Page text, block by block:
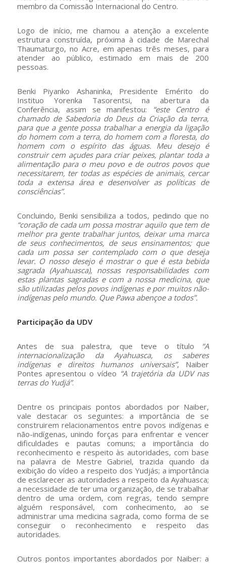
membro da Comissão Internacional do Centro.
Logo de início, me chamou a atenção a excelente
estrutura construída, próxima à cidade de Marechal
Thaumaturgo, no Acre, em apenas três meses, para
atender ao público, estimado em mais de 200
pessoas.
Benki Piyanko Ashaninka, Presidente Emérito do
Instituo Yorenka Tasorentsi, na abertura da
Conferência, assim se manifestou: “este Centro é
chamado de Sabedoria do Deus da Criação da terra,
para que a gente possa trabalhar a energia da ligação
do homem com a terra, do homem com a floresta, do
homem com o espírito das águas. Meu desejo é
construir cem açudes para criar peixes, plantar toda a
alimentação para o meu povo e de outros povos que
necessitarem, ter todas as espécies de animais, cercar
toda a extensa área e desenvolver as políticas de
consciências”.
Concluindo, Benki sensibiliza a todos, pedindo que no
“coração de cada um possa mostrar aquilo que tem de
melhor pra gente trabalhar juntos, deixar uma marca
de seus conhecimentos, de seus ensinamentos; que
cada um possa ser contemplado com o que deseja
levar. O nosso desejo é mostrar o que é esta bebida
sagrada (Ayahuasca), nossas responsabilidades com
estas plantas sagradas e com a nossa medicina, que
são utilizadas pelos povos indígenas e por muitos não-
indígenas pelo mundo. Que Pawa abençoe a todos”.
Participação da UDV
Antes de sua palestra, que teve o título “A
internacionalização da Ayahuasca, os saberes
indígenas e direitos humanos universais”, Naiber
Pontes apresentou o vídeo “A trajetória da UDV nas
terras do Yudjá”.
Dentre os principais pontos abordados por Naiber,
vale destacar os seguintes: a importância de se
construirem relacionamentos entre povos indígenas e
não-indígenas, unindo forças para enfrentar e vencer
dificuldades e pautas comuns; a importância do
reconhecimento e respeito às autoridades, com base
na palavra de Mestre Gabriel, trazida quando da
exibição do vídeo a respeito dos Yudjás; a importância
de esclarecer as autoridades a respeito da Ayahuasca;
a necessidade de ter uma organização, de se trabalhar
dentro de uma ordem, com regras, tendo sempre
alguém responsável, com conhecimento, ao se
administrar uma medicina sagrada, como forma de se
conseguir o reconhecimento e respeito das
autoridades.
Outros pontos importantes abordados por Naiber: a